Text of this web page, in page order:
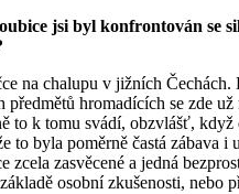
jsi byl konfrontován se
na chalupu v jižních
hromadících se zde
to k tomu svádí, obzvlášť,
to byla poměrně častá zábava i
zasvěcené a jedná
osobní zkušenosti, nebo